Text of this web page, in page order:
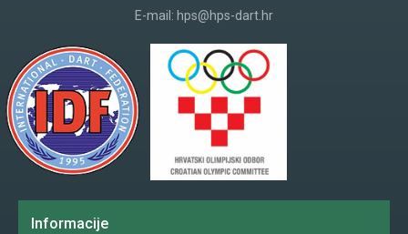
E-mail: hps@hps-dart.hr
Informacije